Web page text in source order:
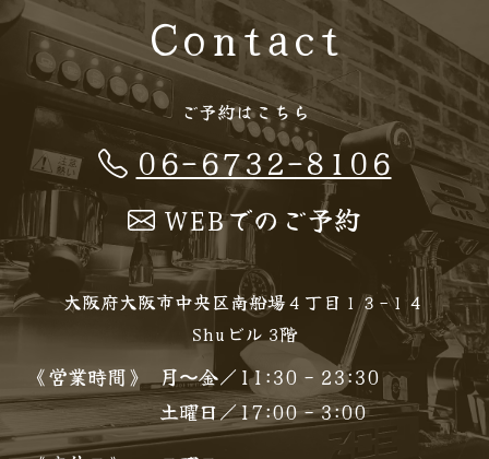
Contact
ご予約はこちら
06-6732-8106
WEBでのご予約
大阪府大阪市中央区南船場４丁目１３−１４
Shuビル 3階
《営業時間》
月〜金／11:30 - 23:30
土曜日／17:00 - 3:00